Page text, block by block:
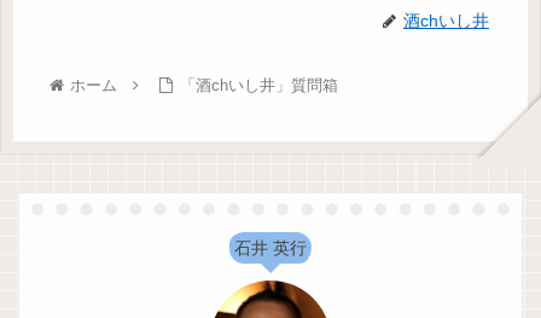
酒chいし井
ホーム 「酒chいし井」質問箱
石井 英行